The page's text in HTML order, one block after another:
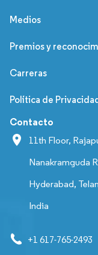
Medios
Premios y
Carreras
Política de Privacidad
Contacto
11th Floor,
Nanakramguda
Hyderabad,
India
+1 617-765-2493